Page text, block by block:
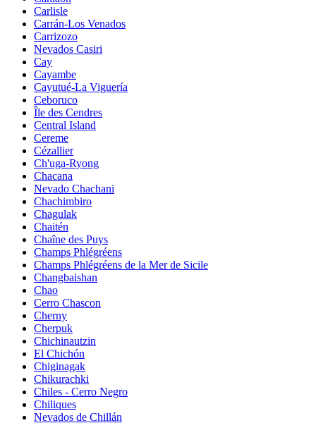
Carlisle
Carrán-Los Venados
Carrizozo
Nevados Casiri
Cay
Cayambe
Cayutué-La Viguería
Ceboruco
Île des Cendres
Central Island
Cereme
Cézallier
Ch'uga-Ryong
Chacana
Nevado Chachani
Chachimbiro
Chagulak
Chaitén
Chaîne des Puys
Champs Phlégréens
Champs Phlégréens de la Mer de Sicile
Changbaishan
Chao
Cerro Chascon
Cherny
Cherpuk
Chichinautzin
El Chichón
Chiginagak
Chikurachki
Chiles - Cerro Negro
Chiliques
Nevados de Chillán